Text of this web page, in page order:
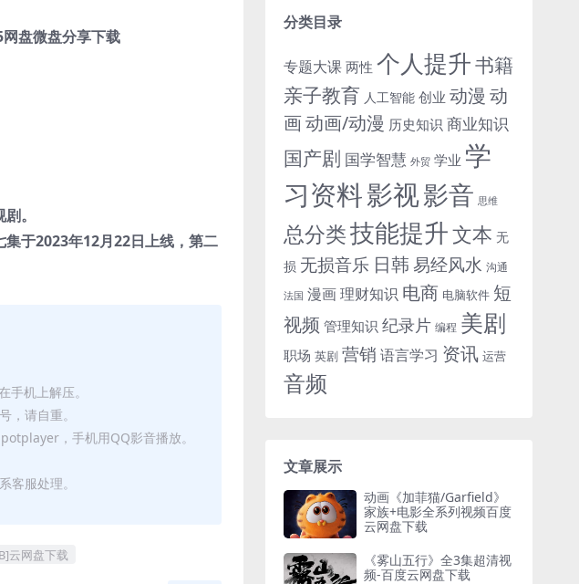
盘微盘分享下载
。
于2023年12月22日上线，第二
机上解压。
，请自重。
，手机用QQ影音播放。
客服处理。
云网盘下载
分类目录
专题大课 两性 个人提升书籍
亲子教育 人工智能 创业 动漫 动
画动画/动漫 历史知识 商业知识
国产剧 国学智慧 外贸 学业 学
习资料影视影音 思维
总分类技能提升文本 无
损 无损音乐 日韩 易经风水 沟通
法国 漫画理财知识 电商 电脑软件 短
视频 管理知识 纪录片 编程 美剧
职场 英剧 营销 语言学习 资讯 运营
音频
文章展示
动画《加菲猫/Garfield》
家族+电影全系列视频百度
云网盘下载
《雾山五行》全3集超清视
频-百度云网盘下载